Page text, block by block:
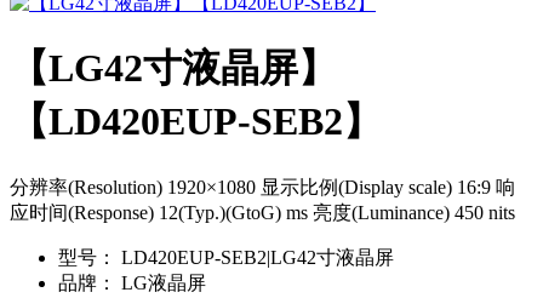
【LG42寸液晶屏】
【LD420EUP-SEB2】
分辨率(Resolution) 1920×1080 显示比例(Display scale) 16:9 响
应时间(Response) 12(Typ.)(GtoG) ms 亮度(Luminance) 450 nits
型号：
LD420EUP-SEB2|LG42寸液晶屏
品牌：
LG液晶屏